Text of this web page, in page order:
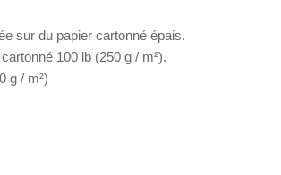
sur du papier cartonné épais.
100 lb (250 g / m²).
g / m²)